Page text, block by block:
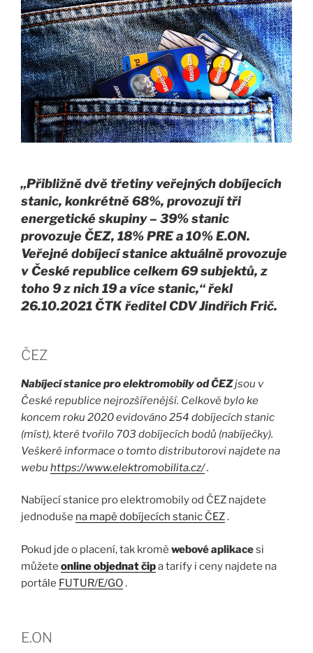
„Přibližně dvě třetiny veřejných dobíjecích
stanic, konkrétně 68%, provozují tři
energetické skupiny – 39% stanic
provozuje ČEZ, 18% PRE a 10% E.ON.
Veřejné dobíjecí stanice aktuálně provozuje
v České republice celkem 69 subjektů, z
toho 9 z nich 19 a více stanic,“ řekl
26.10.2021 ČTK ředitel CDV Jindřich Frič.
ČEZ
Nabíjecí stanice pro elektromobily od ČEZjsou v
České republice nejrozšířenější. Celkově bylo ke
koncem roku 2020 evidováno 254 dobíjecích stanic
(míst), které tvořilo 703 dobíjecích bodů (nabíječky).
Veškeré informace o tomto distributorovi najdete na
webu https://www.elektromobilita.cz/.
Nabíjecí stanice pro elektromobily od ČEZ najdete
jednoduše na mapě dobíjecích stanic ČEZ.
Pokud jde o placení, tak kromě webové aplikacesi
můžete online objednat čipa tarify i ceny najdete na
portále FUTUR/E/GO.
E.ON